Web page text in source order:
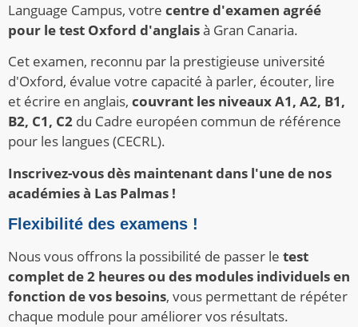
Language Campus, votre centre d'examen agréé
pour le test Oxford d'anglaisà Gran Canaria.
Cet examen, reconnu par la prestigieuse université
d'Oxford, évalue votre capacité à parler, écouter, lire
et écrire en anglais, couvrant les niveaux A1, A2, B1,
B2, C1, C2 du Cadre européen commun de référence
pour les langues (CECRL).
Inscrivez-vous dès maintenant dans l'une de nos
académies à Las Palmas !
Flexibilité des examens !
Nous vous offrons la possibilité de passer le test
complet de 2 heures ou des modules individuels en
fonction de vos besoins, vous permettant de répéter
chaque module pour améliorer vos résultats.